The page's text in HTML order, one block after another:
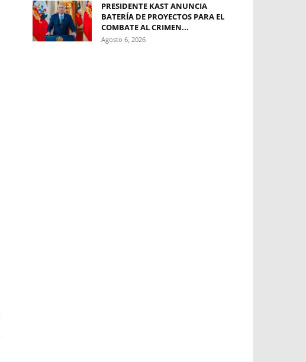
PRESIDENTE KAST ANUNCIA
BATERÍA DE PROYECTOS PARA EL
COMBATE AL CRIMEN...
Agosto 6, 2026